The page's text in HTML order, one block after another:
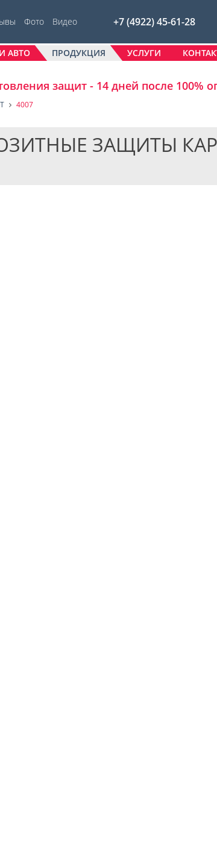
Фото Видео +7 (4922) 45-61-28
АВТО ПРОДУКЦИЯ УСЛУГИ
защит - 14 дней после 100%
4007
ЗАЩИТЫ